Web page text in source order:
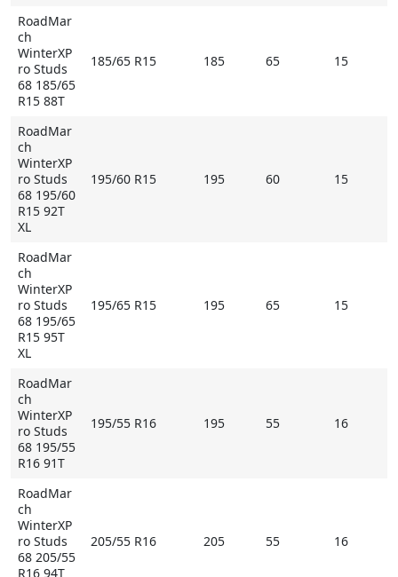
отзывчивость управления и стабильность курса.
Купить RoadMarch WinterXPro Studs 68 на
RoadMar
ch
WinterXP
ro Studs
68 185/65
R15 88T
185/65 R15 185 65 15
RoadMar
ch
WinterXP
ro Studs
68 195/60
R15 92T
XL
195/60 R15 195 60 15
RoadMar
ch
WinterXP
ro Studs
68 195/65
R15 95T
XL
195/65 R15 195 65 15
RoadMar
ch
WinterXP
ro Studs
68 195/55
R16 91T
195/55 R16 195 55 16
RoadMar
ch
WinterXP
ro Studs
68 205/55
R16 94T
205/55 R16 205 55 16